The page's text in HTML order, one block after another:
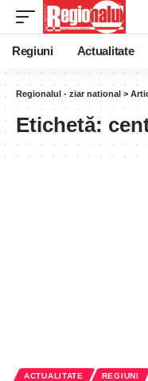
Regiuni Actualitate
Regionalul - ziar national >
Etichetă:
ACTUALITATE REGIUNI